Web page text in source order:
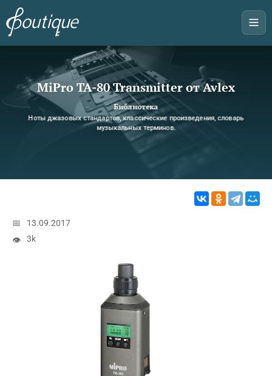
MiPro TA-80 Transmitter от Avlex
Библиотека
Ноты джазовых стандартов, классические произведения, словарь
музыкальных терминов.
📅
13.09.2017
👁
3k